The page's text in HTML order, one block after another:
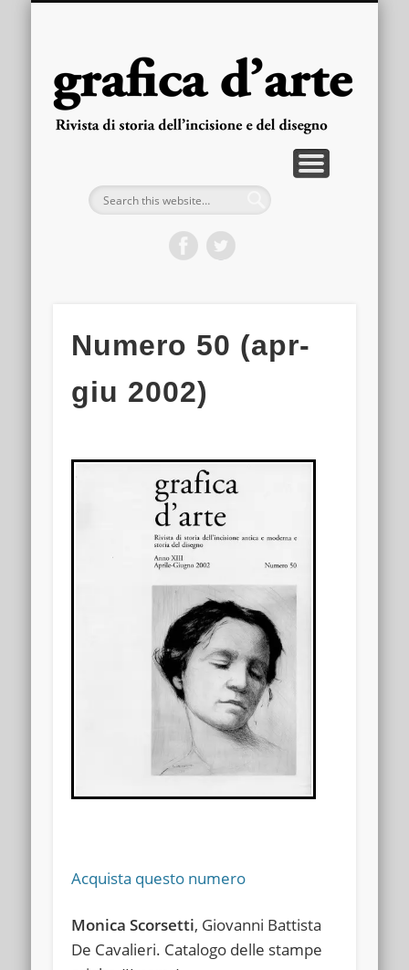
Numero 50 (apr-
giu 2002)
Acquista questo numero
Monica Scorsetti, Giovanni Battista
De Cavalieri. Catalogo delle stampe